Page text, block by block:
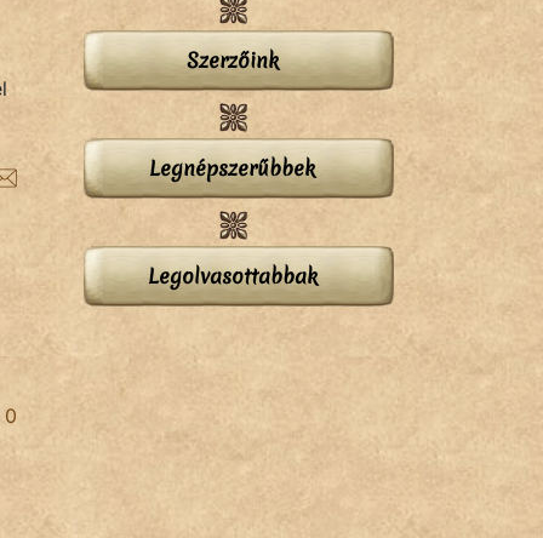
0
Szerzőink
Legnépszerűbbek
Legolvasottabbak